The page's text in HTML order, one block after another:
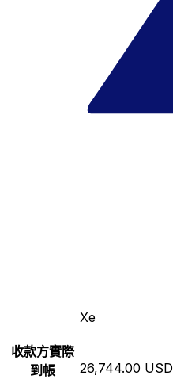
Xe
收款方實際
到帳
26,744.00 USD